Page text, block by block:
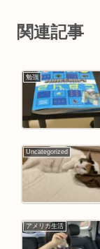
関連記事
勉強
Uncategorized
アメリカ生活